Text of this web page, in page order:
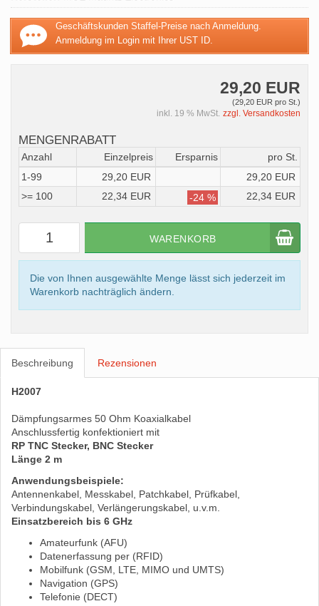
Geschäftskunden Staffel-Preise nach Anmeldung.
Anmeldung im Login mit Ihrer UST ID.
29,20 EUR
(29,20 EUR pro St.)
inkl. 19 % MwSt. zzgl. Versandkosten
MENGENRABATT
Anzahl Einzelpreis Ersparnis
pro St.
1-99
29,20 EUR
29,20 EUR
>= 100
22,34 EUR -24 % 22,34 EUR
WARENKORB
Die von Ihnen ausgewählte Menge lässt sich jederzeit im
Warenkorb nachträglich ändern.
Beschreibung Rezensionen
H2007
Dämpfungsarmes 50 Ohm Koaxialkabel
Anschlussfertig konfektioniert mit
RP TNC Stecker, BNC Stecker
Länge 2 m
Anwendungsbeispiele:
Antennenkabel, Messkabel, Patchkabel, Prüfkabel,
Verbindungskabel, Verlängerungskabel, u.v.m.
Einsatzbereich bis 6 GHz
Amateurfunk (AFU)
Datenerfassung per (RFID)
Mobilfunk (GSM, LTE, MIMO und UMTS)
Navigation (GPS)
Telefonie (DECT)